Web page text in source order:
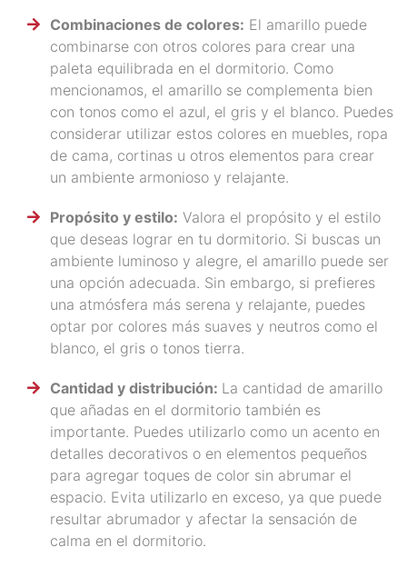
Combinaciones de colores: El amarillo puede
combinarse con otros colores para crear una
paleta equilibrada en el dormitorio. Como
mencionamos, el amarillo se complementa bien
con tonos como el azul, el gris y el blanco. Puedes
considerar utilizar estos colores en muebles, ropa
de cama, cortinas u otros elementos para crear
un ambiente armonioso y relajante.
Propósito y estilo: Valora el propósito y el estilo
que deseas lograr en tu dormitorio. Si buscas un
ambiente luminoso y alegre, el amarillo puede ser
una opción adecuada. Sin embargo, si prefieres
una atmósfera más serena y relajante, puedes
optar por colores más suaves y neutros como el
blanco, el gris o tonos tierra.
Cantidad y distribución: La cantidad de amarillo
que añadas en el dormitorio también es
importante. Puedes utilizarlo como un acento en
detalles decorativos o en elementos pequeños
para agregar toques de color sin abrumar el
espacio. Evita utilizarlo en exceso, ya que puede
resultar abrumador y afectar la sensación de
calma en el dormitorio.